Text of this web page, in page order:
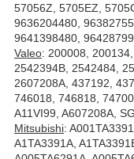
57056Z, 5705EZ,
9636204480,
9641398480,
Valeo: 200008,
2542394B, 2542484,
2607208A, 437192,
746018, 746818,
A11VI99, A607208A,
Mitsubishi:
A1TA3391A,